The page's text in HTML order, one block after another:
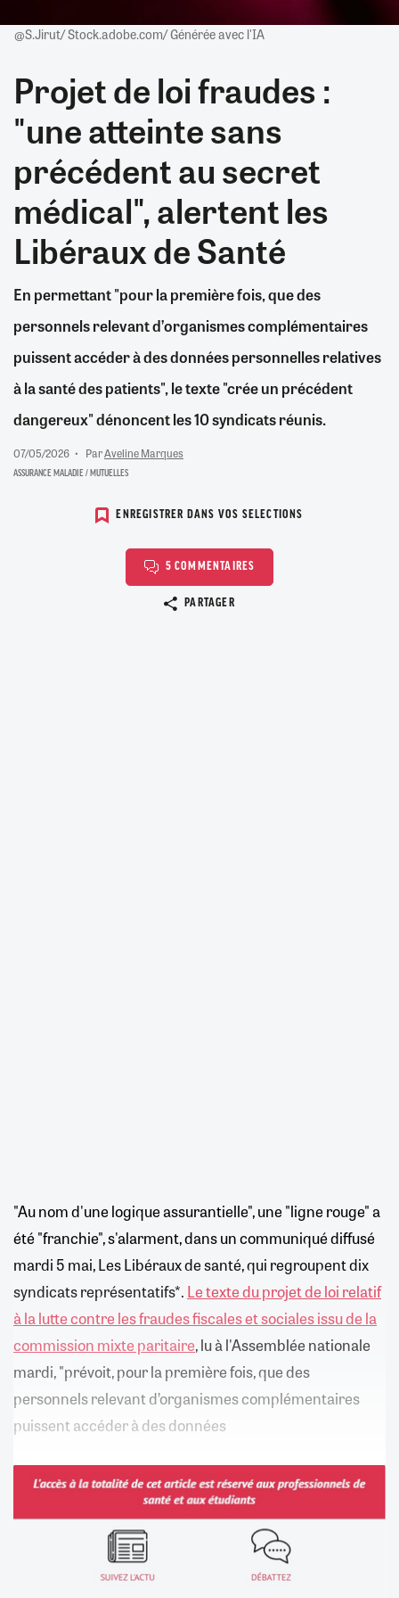
@S.Jirut/ Stock.adobe.com/ Générée avec l'IA
Projet de loi fraudes :
"une atteinte sans
précédent au secret
médical", alertent les
Libéraux de Santé
En permettant "pour la première fois, que des
personnels relevant d’organismes complémentaires
puissent accéder à des données personnelles relatives
à la santé des patients", le texte "crée un précédent
dangereux" dénoncent les 10 syndicats réunis.
07/05/2026 ParAveline Marques
ASSURANCE MALADIE / MUTUELLES
ENREGISTRER DANS VOS SELECTIONS
5 COMMENTAIRES
PARTAGER
"Au nom d'une logique assurantielle", une "ligne rouge" a
été "franchie", s'alarment, dans un communiqué diffusé
mardi 5 mai, Les Libéraux de santé, qui regroupent dix
syndicats représentatifs*. Le texte du projet de loi relatif
à la lutte contre les fraudes fiscales et sociales issu de la
commission mixte paritaire, lu à l'Assemblée nationale
mardi, "prévoit, pour la première fois, que des
personnels relevant d’organismes complémentaires
puissent accéder à des données